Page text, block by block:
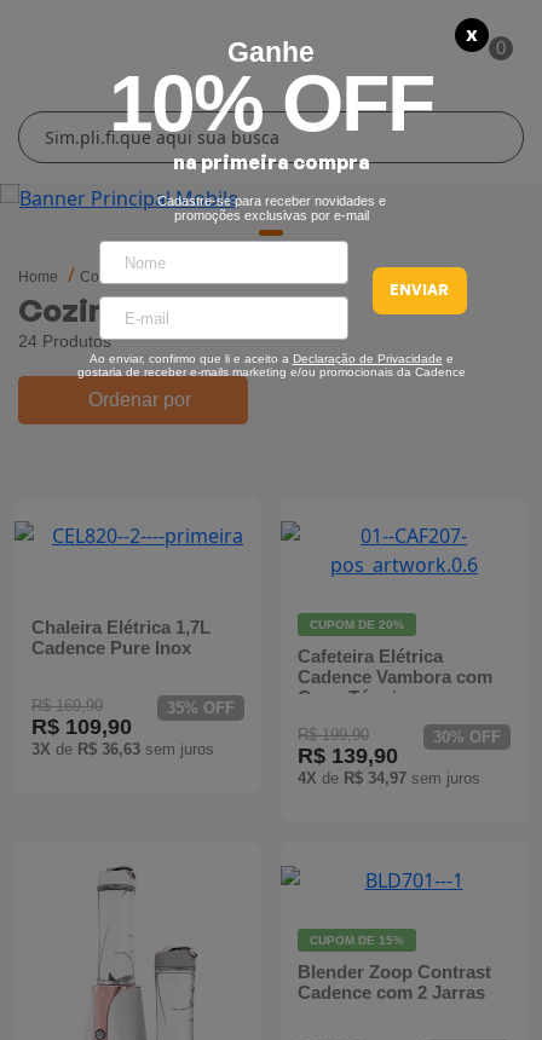
0
Home Cozinha
Cozinha
24 Produtos
Ordenar por
Chaleira Elétrica 1,7L
Cadence Pure Inox
R$ 169,90
R$ 109,90
3X de R$ 36,63 sem juros
35% OFF
CUPOM DE 20%
Cafeteira Elétrica
Cadence Vambora com
Copo Térmico
R$ 199,90
R$ 139,90
4X de R$ 34,97 sem juros
30% OFF
CUPOM DE 15%
Blender Zoop Contrast
Cadence com 2 Jarras
X
Ganhe
10% OFF
na primeira compra
Cadastre-se para receber novidades e
promoções exclusivas por e-mail
ENVIAR
Ao enviar, confirmo que li e aceito a Declaração de Privacidade e
gostaria de receber e-mails marketing e/ou promocionais da Cadence
Cozinha
Liquidificadores
Grills e Sanduicheiras
Chaleiras Elétricas
Processadores
Churrasqueiras
Torradeiras
Bebedouros
Lar
Conforto Térmico
Climatizadores
Ventiladores
Cuidados Pessoais
Secadores
Cortadores de Cabelo
Pranchas